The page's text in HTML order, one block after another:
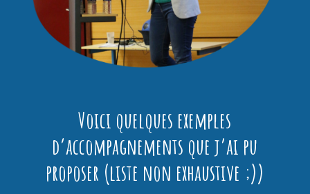
Voici quelques exemples
d’accompagnements que j’ai pu
proposer (liste non exhaustive ;))